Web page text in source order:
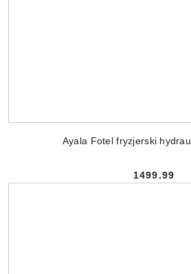
Ayala Fotel fryzjerski
Cena:
1499.99